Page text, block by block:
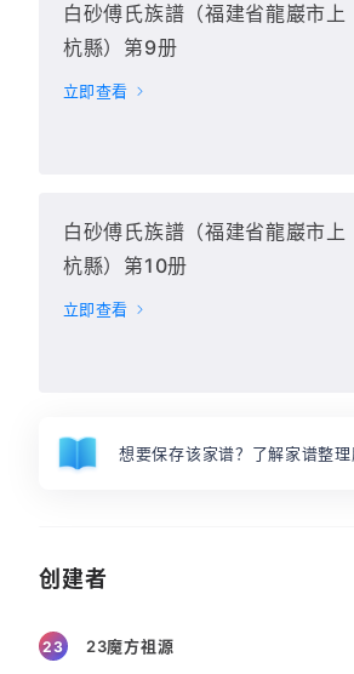
白砂傅氏族譜（福建省龍巖市上
杭縣）第9册
立即查看
白砂傅氏族譜（福建省龍巖市上
杭縣）第10册
立即查看
想要保存该家谱？了解家谱整理
创建者
23 23魔方祖源